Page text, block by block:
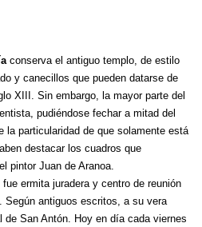
conserva el antiguo templo, de estilo
y canecillos que pueden datarse de
XIII. Sin embargo, la mayor parte del
pudiéndose fechar a mitad del
la particularidad de que solamente está
destacar los cuadros que
pintor Juan de Aranoa.
fue ermita juradera y centro de reunión
Según antiguos escritos, a su vera
de San Antón. Hoy en día cada viernes